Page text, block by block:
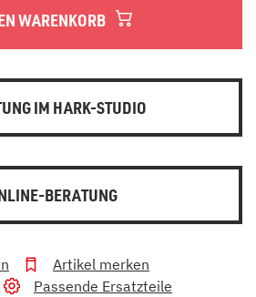
WARENKORB
IM HARK-STUDIO
BERATUNG
Artikel merken
Passende Ersatzteile